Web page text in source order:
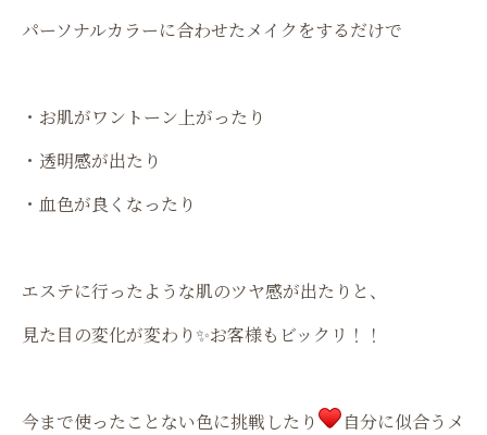
パーソナルカラーに合わせたメイクをするだけで
・お肌がワントーン上がったり
・透明感が出たり
・血色が良くなったり
エステに行ったような肌のツヤ感が出たりと、
見た目の変化が変わり✨お客様もビックリ！！
今まで使ったことない色に挑戦したり
自分に似合うメ